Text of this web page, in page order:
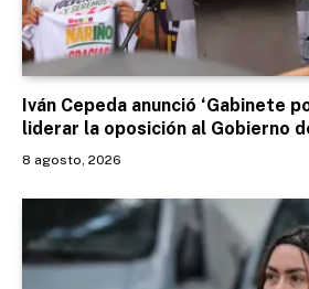
Iván Cepeda anunció ‘Gabinete
liderar la oposición al Gobierno
8 agosto, 2026